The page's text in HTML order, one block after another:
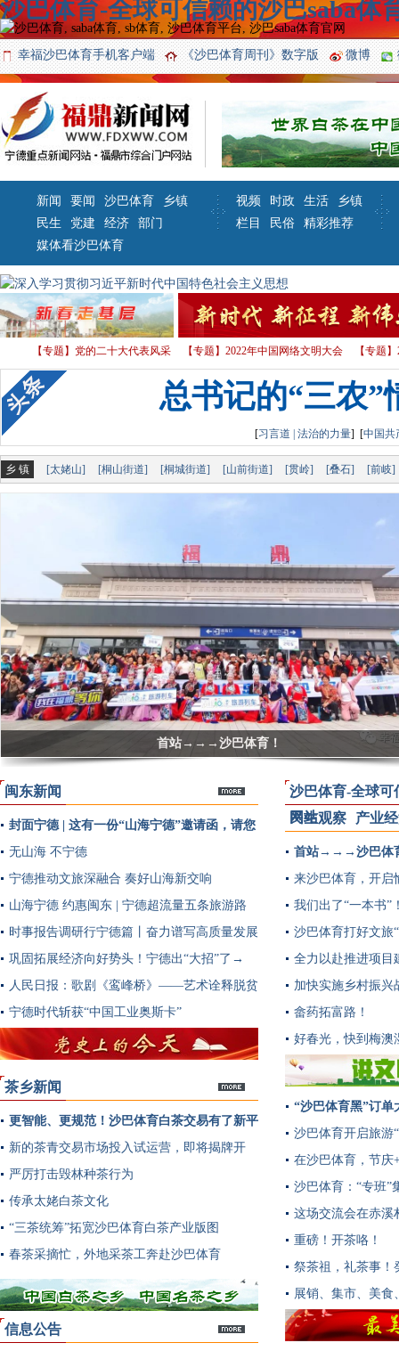
沙巴体育-全球可信赖的沙巴saba体
幸福沙巴体育手机客户端 《沙巴体育周刊》数字版 微博
新闻 要闻 沙巴体育
乡镇
民生
党建 经济
部门
媒体看沙巴体育
视频 时政 生活
乡镇
栏目
民俗 精彩推荐
【专题】党的二十大代表风采 【专题】2022年中国网络文明大会 【专题
习
总
总书记的“三农”
[习言道 | 法治的力量] [中国共
乡 镇 [太姥山] [桐山街道] [桐城街道] [山前街道] [贯岭] [叠石] [前岐]
文明健康绿色环保丨 助力创城，这场“绿色”活动
闽东新闻
多
封面宁德 | 这有一份“山海宁德”邀请函，请您
查收
无山海 不宁德
宁德推动文旅深融合 奏好山海新交响
山海宁德 约惠闽东 | 宁德超流量五条旅游路
线提前曝光~
时事报告调研行宁德篇丨奋力谱写高质量发展
新篇章
巩固拓展经济向好势头！宁德出“大招”了→
人民日报：歌剧《鸾峰桥》——艺术诠释脱贫
实践
宁德时代斩获“中国工业奥斯卡”
茶乡新闻
多
更智能、更规范！沙巴体育白茶交易有了新平
台→
新的茶青交易市场投入试运营，即将揭牌开
市！
严厉打击毁林种茶行为
传承太姥白茶文化
“三茶统筹”拓宽沙巴体育白茶产业版图
春茶采摘忙，外地采茶工奔赴沙巴体育
信息公告
沙巴体育-全球可
网站
民生观察 产业
首站→→→沙巴体
来沙巴体育，开启
我们出了“一本书”
沙巴体育打好文旅
全力以赴推进项目
加快实施乡村振兴
畲药拓富路！
好春光，快到梅澳
“沙巴体育黑”订单
沙巴体育开启旅游
在沙巴体育，节庆
沙巴体育：“专班”
这场交流会在赤
重磅！开茶咯！
祭茶祖，礼茶事！
展销、集市、美